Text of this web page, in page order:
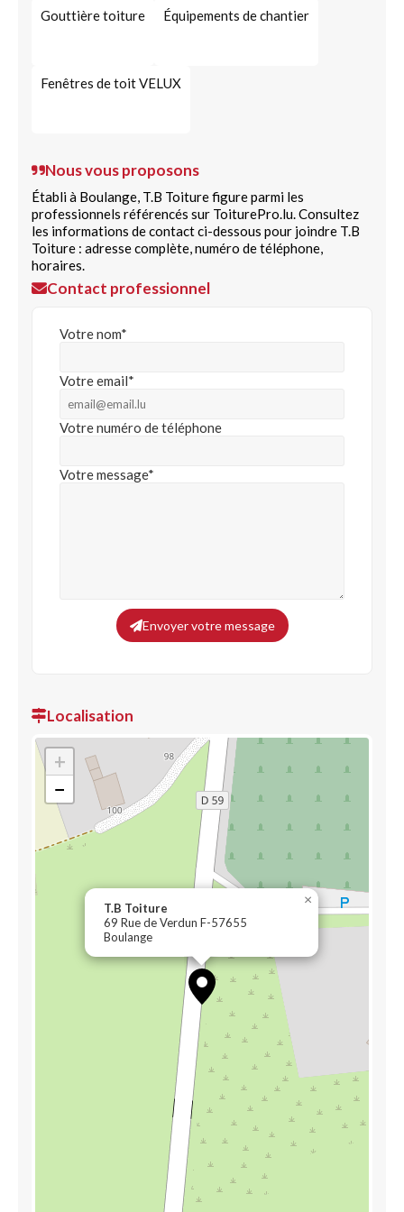
Gouttière toiture Équipements de chantier
Fenêtres de toit VELUX
Nous vous proposons
Établi à Boulange, T.B Toiture figure parmi les
professionnels référencés sur ToiturePro.lu. Consultez
les informations de contact ci-dessous pour joindre T.B
Toiture : adresse complète, numéro de téléphone,
horaires.
Contact professionnel
Votre nom*
Votre email*
Votre numéro de téléphone
Votre message*
Envoyer votre message
Localisation
T.B Toiture
69 Rue de Verdun F-57655
Boulange
×
+
−